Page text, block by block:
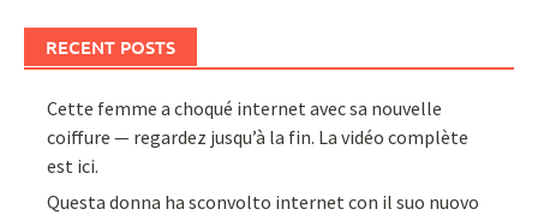
RECENT POSTS
Cette femme a choqué internet avec sa nouvelle
coiffure — regardez jusqu’à la fin. La vidéo complète
est ici.
Questa donna ha sconvolto internet con il suo nuovo